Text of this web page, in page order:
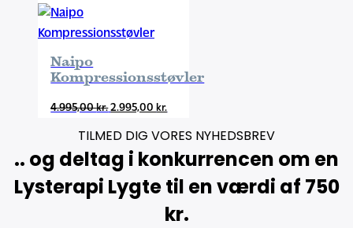
var:
er:
Naipo
Kompressionsstøvler
4.995,00kr.Den
pris
var:
4.995,00 kr..
2.995,00 kr.Den
er:
2.995,00 kr..
TILMED DIG VORES NYHEDSBREV
.. og deltag i konkurrencen om en
Lysterapi Lygte til en værdi af 750
kr.